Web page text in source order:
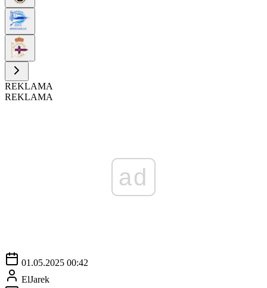
REKLAMA
REKLAMA
ad
01.05.2025 00:42
ElJarek